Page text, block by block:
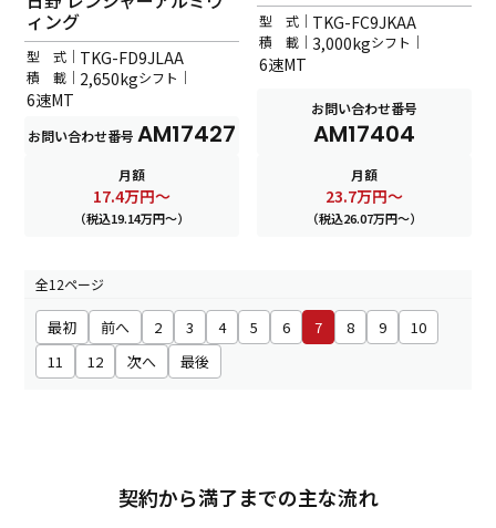
ィング
型 式｜ TKG-FD9JLAA
積 載｜ 2,650kgシフト｜
6速MT
お問い合わせ番号 AM17427
月額
17.4万円～
（税込19.14万円～）
型 式｜ TKG-FC9JKAA
積 載｜ 3,000kgシフト｜
6速MT
お問い合わせ番号
AM17404
月額
23.7万円～
（税込26.07万円～）
全12ページ
最初 前へ 2 3 4 5 6 7 8 9
10
11
12 次へ 最後
契約から満了までの主な流れ